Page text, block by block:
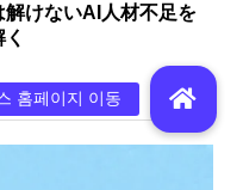
けないAI人材不足を